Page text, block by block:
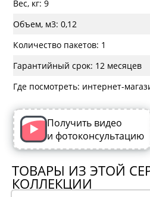
Вес, кг: 9
Объем, м3: 0,12
Количество пакетов: 1
Гарантийный срок: 12 месяцев
Где посмотреть: интернет-
Получить видео
и фотоконсультацию
ТОВАРЫ ИЗ ЭТОЙ
КОЛЛЕКЦИИ